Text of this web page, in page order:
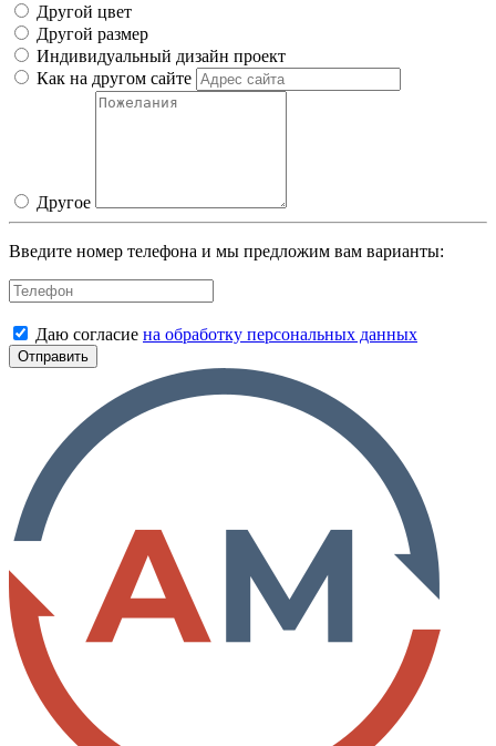
Другой цвет
Другой размер
Индивидуальный дизайн проект
Как на другом сайте
Другое
Введите номер телефона и мы предложим вам варианты:
Даю согласие на обработку персональных данных
Отправить